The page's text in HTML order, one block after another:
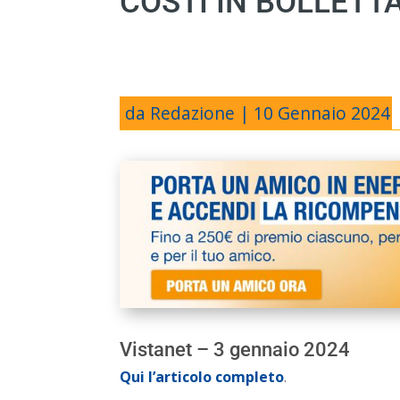
da Redazione | 10 Gennaio 2024
Vistanet – 3 gennaio 2024
Qui l’articolo completo.